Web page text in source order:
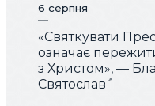
6 серпня
«Святкувати
означає
з Христом», —
Святослав